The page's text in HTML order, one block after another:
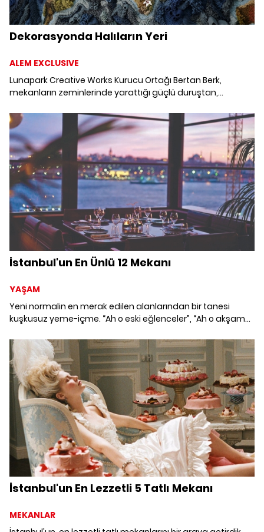
Dekorasyonda Halıların Yeri
ALEM EXCLUSIVE
Lunapark Creative Works Kurucu Ortağı Bertan Berk,
mekanların zeminlerinde yarattığı güçlü duruştan,
dekorasyonunda halı kullanımını mercek altına alıyor.
İstanbul'un En Ünlü 12 Mekanı
YAŞAM
Yeni normalin en merak edilen alanlarından bir tanesi
kuşkusuz yeme-içme. “Ah o eski eğlenceler”, “Ah o akşam
atalım mı? İstanbul'un Boğaz manzaralı en iyi restoranları
ve Boğaz Manzaralı restoranlar listesi; İstanbul'un en
popüler en ünlü 12 Mekanı...
İstanbul'un En Lezzetli 5 Tatlı Mekanı
MEKANLAR